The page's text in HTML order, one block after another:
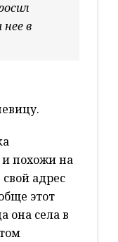
в
похожи на
адрес
этот
она села в